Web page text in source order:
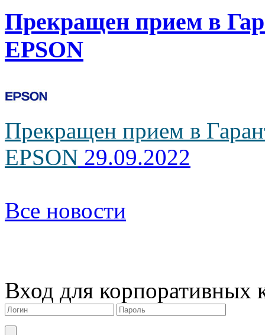
Прекращен прием в
EPSON
Прекращен прием в
EPSON 29.09.2022
Все новости
Вход для корпоративных